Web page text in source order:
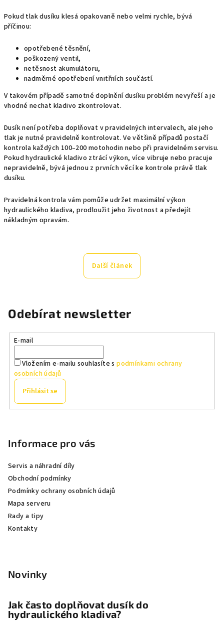
Pokud tlak dusíku klesá opakovaně nebo velmi rychle, bývá
příčinou:
opotřebené těsnění,
poškozený ventil,
netěsnost akumulátoru,
nadměrné opotřebení vnitřních součástí.
V takovém případě samotné doplnění dusíku problém nevyřeší a je
vhodné nechat kladivo zkontrolovat.
Dusík není potřeba doplňovat v pravidelných intervalech, ale jeho
tlak je nutné pravidelně kontrolovat. Ve většině případů postačí
kontrola každých 100–200 motohodin nebo při pravidelném servisu.
Pokud hydraulické kladivo ztrácí výkon, více vibruje nebo pracuje
nepravidelně, bývá jednou z prvních věcí ke kontrole právě tlak
dusíku.
Pravidelná kontrola vám pomůže udržet maximální výkon
hydraulického kladiva, prodloužit jeho životnost a předejít
nákladným opravám.
Další článek
Odebírat newsletter
E-mail
Vložením e-mailu souhlasíte spodmínkami ochrany
osobních údajů
Přihlásit se
Informace pro vás
Servis a náhradní díly
Obchodní podmínky
Podmínky ochrany osobních údajů
Mapa serveru
Rady a tipy
Kontakty
Novinky
Jak často doplňovat dusík do
hydraulického kladiva?